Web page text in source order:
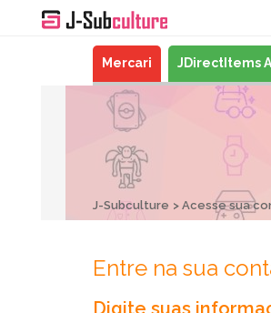
Mercari JDirectItems
J-Subculture Acesse sua
Entre na sua
Digite suas